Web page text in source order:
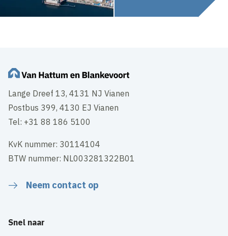
Lange Dreef 13, 4131 NJ Vianen
Postbus 399, 4130 EJ Vianen
Tel: +31 88 186 5100
KvK nummer: 30114104
BTW nummer: NL003281322B01
Neem contact op
Snel naar